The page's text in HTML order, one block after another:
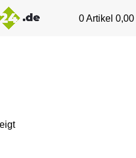
0Artikel 0,00